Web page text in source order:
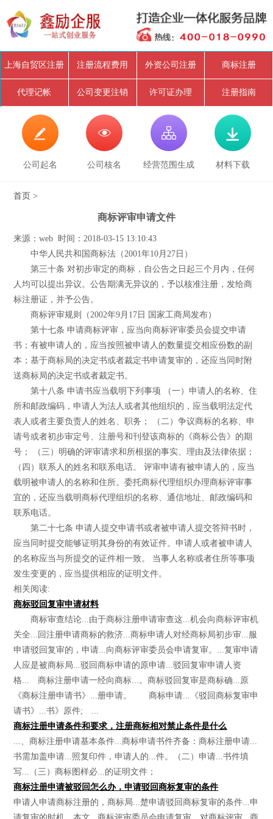
上海自贸区注册 注册流程费用 外资公司注册 商标注册
代理记帐 公司变更注销 许可证办理 注册指南

公司起名

公司核名

经营范围生成

材料下载
首页 >
商标评审申请文件
来源：web 时间：2018-03-15 13:10:43
中华人民共和国商标法（2001年10月27日）
第三十条 对初步审定的商标，自公告之日起三个月内，任何
人均可以提出异议。公告期满无异议的，予以核准注册，发给商
标注册证，并予公告。
商标评审规则（2002年9月17日 国家工商局发布）
第十七条 申请商标评审，应当向商标评审委员会提交申请
书；有被申请人的，应当按照被申请人的数量提交相应份数的副
本；基于商标局的决定书或者裁定书申请复审的，还应当同时附
送商标局的决定书或者裁定书。
第十八条 申请书应当载明下列事项 （一）申请人的名称、住
所和邮政编码，申请人为法人或者其他组织的，应当载明法定代
表人或者主要负责人的姓名、职务； （二）争议商标的名称、申
请号或者初步审定号、注册号和刊登该商标的《商标公告》的期
号； （三）明确的评审请求和所根据的事实、理由及法律依据；
（四）联系人的姓名和联系电话。 评审申请有被申请人的，应当
载明被申请人的名称和住所。委托商标代理组织办理商标评审事
宜的，还应当载明商标代理组织的名称、通信地址、邮政编码和
联系电话。
第二十七条 申请人提交申请书或者被申请人提交答辩书时，
应当同时提交能够证明其身份的有效证件。申请人或者被申请人
的名称应当与所提交的证件相一致。 当事人名称或者住所等事项
发生变更的，应当提供相应的证明文件。
相关阅读:
商标驳回复审申请材料
商标审查结论...由于商标注册申请审查这...机会向商标评审机
关全...回注册申请商标的救济...商标申请人对经商标局初步审...服
申请驳回复审的，申请...向商标评审委员会申请复审。...复审申请
人应是被商标局...驳回商标申请的原申请...驳回复审申请人资
格... 商标注册申请一经向商标...。商标驳回复审是商标确...原
《商标注册申请书》...册申请。 商标申请...《驳回商标复审申
请书》...书》原件; ...
商标注册申请条件和要求，注册商标相对禁止条件是什么
...、商标注册申请基本条件...商标申请书件齐备：商标注册申请...
书需加盖申请...照复印件，申请人的...件。（二）申请...书件填
写...（三）商标图样必...的证明文件；
商标注册申请被驳回怎么办，申请驳回商标复审的条件
申请人申请商标注册的，商标局...楚申请驳回商标复审的条件...申